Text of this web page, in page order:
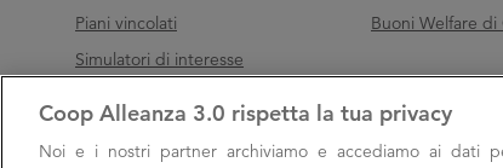
Piani vincolati
Simulatori di interesse
Buoni Welfare di
Coop Alleanza 3.0 rispetta la tua privacy
Noi e i nostri partner archiviamo e accediamo ai dati